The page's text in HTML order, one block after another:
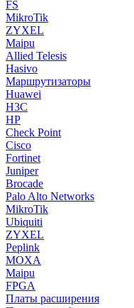
FS
MikroTik
ZYXEL
Maipu
Allied Telesis
Hasivo
Маршрутизаторы
Huawei
H3C
HP
Check Point
Cisco
Fortinet
Juniper
Brocade
Palo Alto Networks
MikroTik
Ubiquiti
ZYXEL
Peplink
MOXA
Maipu
FPGA
Платы расширения